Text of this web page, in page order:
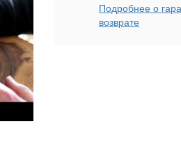
Подробнее о
возврате